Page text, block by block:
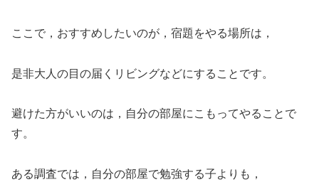
ここで，おすすめしたいのが，宿題をやる場所は，
是非大人の目の届くリビングなどにすることです。
避けた方がいいのは，自分の部屋にこもってやることで
す。
ある調査では，自分の部屋で勉強する子よりも，